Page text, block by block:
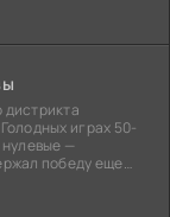
играх 50-
—
победу еще